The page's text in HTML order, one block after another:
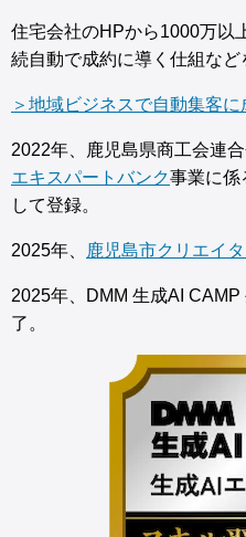
住宅会社のHPから1000万以
続自動で成約に導く仕組など
＞地域ビジネスで自動集客
2022年、鹿児島県商工会連
エキスパートバンク事業に係
して登録。
2025年、 鹿児島市クリエイ
2025年、DMM 生成AI
了。